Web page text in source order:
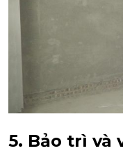
5. Bảo trì và